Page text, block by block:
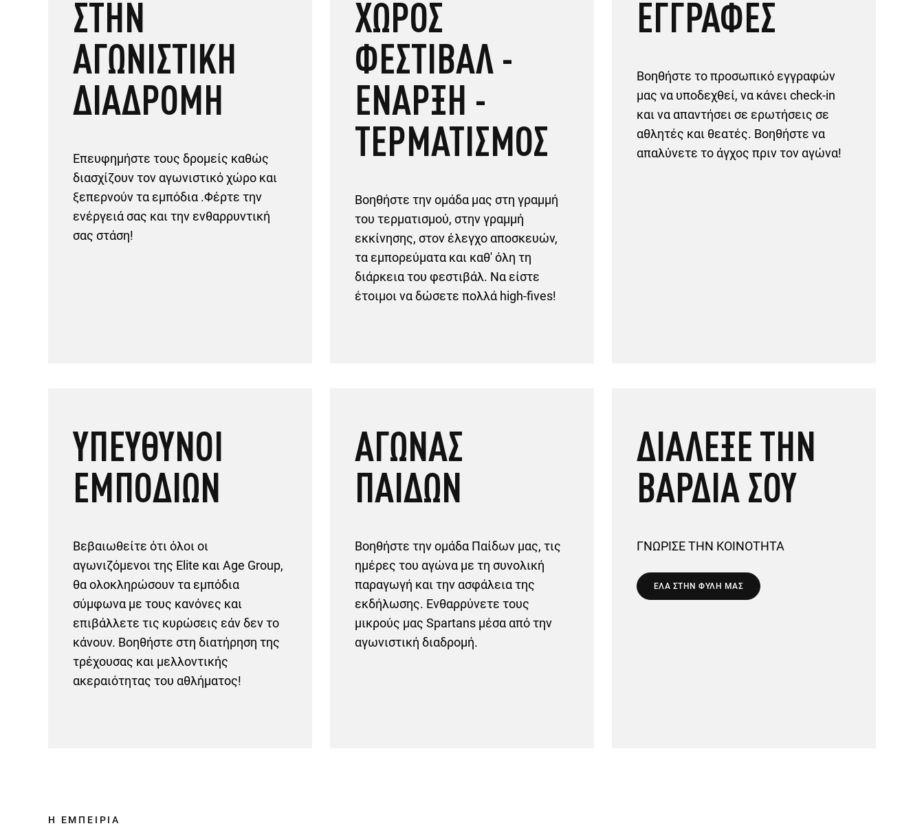
ΣΤΗΝ
ΑΓΩΝΙΣΤΙΚΗ
ΔΙΑΔΡΟΜΗ
Επευφημήστε τους δρομείς καθώς
διασχίζουν τον αγωνιστικό χώρο και
ξεπερνούν τα εμπόδια .Φέρτε την
ενέργειά σας και την ενθαρρυντική
σας στάση!
ΧΩΡΟΣ
ΦΕΣΤΙΒΑΛ -
ΕΝΑΡΞΗ -
ΤΕΡΜΑΤΙΣΜΟΣ
Βοηθήστε την ομάδα μας στη γραμμή
του τερματισμού, στην γραμμή
εκκίνησης, στον έλεγχο αποσκευών,
τα εμπορεύματα και καθ' όλη τη
διάρκεια του φεστιβάλ. Να είστε
έτοιμοι να δώσετε πολλά high-fives!
ΕΓΓΡΑΦΕΣ
Βοηθήστε το προσωπικό εγγραφών
μας να υποδεχθεί, να κάνει check-in
και να απαντήσει σε ερωτήσεις σε
αθλητές και θεατές. Βοηθήστε να
απαλύνετε το άγχος πριν τον αγώνα!
ΥΠΕΥΘΥΝΟΙ
ΕΜΠΟΔΙΩΝ
Βεβαιωθείτε ότι όλοι οι
αγωνιζόμενοι της Elite και Age Group,
θα ολοκληρώσουν τα εμπόδια
σύμφωνα με τους κανόνες και
επιβάλλετε τις κυρώσεις εάν δεν το
κάνουν. Βοηθήστε στη διατήρηση της
τρέχουσας και μελλοντικής
ακεραιότητας του αθλήματος!
ΑΓΩΝΑΣ
ΠΑΙΔΩΝ
Βοηθήστε την ομάδα Παίδων μας, τις
ημέρες του αγώνα με τη συνολική
παραγωγή και την ασφάλεια της
εκδήλωσης. Ενθαρρύνετε τους
μικρούς μας Spartans μέσα από την
αγωνιστική διαδρομή.
ΔΙΑΛΕΞΕ ΤΗΝ
ΒΑΡΔΙΑ ΣΟΥ
ΓΝΩΡΙΣΕ ΤΗΝ ΚΟΙΝΟΤΗΤΑ
ΕΛΑ ΣΤΗΝ ΦΥΛΗ ΜΑΣ
Η ΕΜΠΕΙΡΙΑ